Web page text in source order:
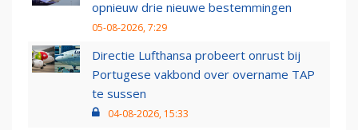
opnieuw drie nieuwe bestemmingen
05-08-2026, 7:29
Directie Lufthansa probeert onrust bij
Portugese vakbond over overname TAP
te sussen
04-08-2026, 15:33